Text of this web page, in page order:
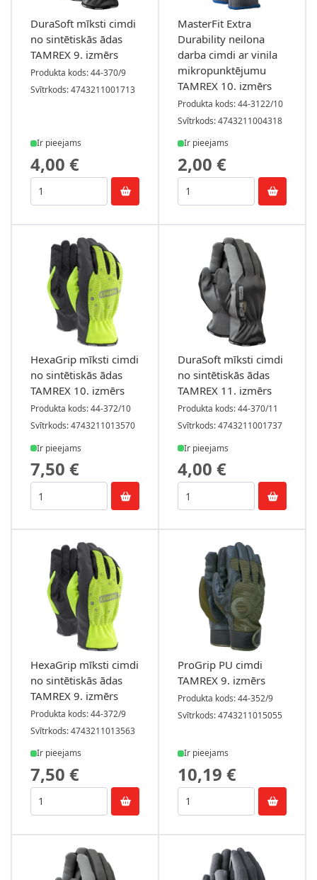
DuraSoft mīksti cimdi
no sintētiskās ādas
TAMREX 9. izmērs
Produkta kods: 44-370/9
Svītrkods: 4743211001713
Ir pieejams
4,00 €
MasterFit Extra
Durability neilona
darba cimdi ar vinila
mikropunktējumu
TAMREX 10. izmērs
Produkta kods: 44-3122/10
Svītrkods: 4743211004318
Ir pieejams
2,00 €
HexaGrip mīksti cimdi
no sintētiskās ādas
TAMREX 10. izmērs
Produkta kods: 44-372/10
Svītrkods: 4743211013570
Ir pieejams
7,50 €
DuraSoft mīksti cimdi
no sintētiskās ādas
TAMREX 11. izmērs
Produkta kods: 44-370/11
Svītrkods: 4743211001737
Ir pieejams
4,00 €
HexaGrip mīksti cimdi
no sintētiskās ādas
TAMREX 9. izmērs
Produkta kods: 44-372/9
Svītrkods: 4743211013563
Ir pieejams
7,50 €
ProGrip PU cimdi
TAMREX 9. izmērs
Produkta kods: 44-352/9
Svītrkods: 4743211015055
Ir pieejams
10,19 €